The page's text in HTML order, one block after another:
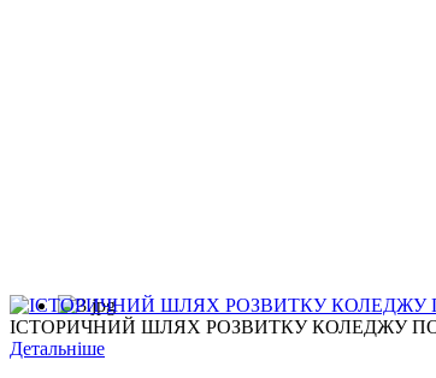
ІСТОРИЧНИЙ ШЛЯХ РОЗВИТКУ КОЛЕДЖУ
Детальніше